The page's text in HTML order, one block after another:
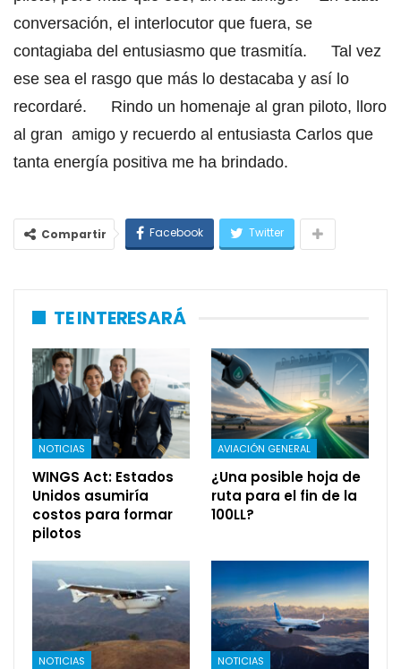
conversación, el interlocutor que fuera, se
contagiaba del entusiasmo que trasmitía. Tal vez
ese sea el rasgo que más lo destacaba y así lo
recordaré. Rindo un homenaje al gran piloto, lloro
al gran amigo y recuerdo al entusiasta Carlos que
tanta energía positiva me ha brindado.
Compartir Facebook Twitter
TE INTERESARÁ
NOTICIAS
WINGS Act: Estados
Unidos asumiría
costos para formar
pilotos
AVIACIÓN GENERAL
¿Una posible hoja de
ruta para el fin de la
100LL?
NOTICIAS NOTICIAS